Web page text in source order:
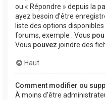
ou « Répondre » depuis la
ayez besoin d’être
liste des options
forums, exemple : Vous
Vous pouvez joindre des
Haut
Comment modifier ou
À moins d’être